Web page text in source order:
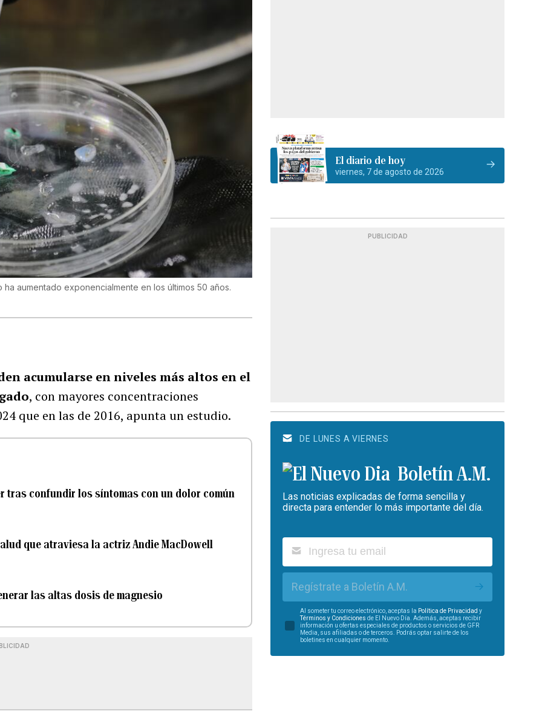
aumentado exponencialmente en los últimos 50 años.
acumularse en niveles más altos en el
, con mayores concentraciones
que en las de 2016, apunta un estudio.
tras confundir los síntomas con un dolor común
que atraviesa la actriz Andie MacDowell
las altas dosis de magnesio
El diario de hoy
viernes, 7 de agosto de 2026
PUBLICIDAD
DE LUNES A VIERNES
Boletín A.M.
Las noticias explicadas de forma sencilla y
directa para entender lo más importante del día.
Regístrate a Boletín A.M.
Al someter tu correo electrónico, aceptas la Política de Privacidad y
Términos y Condiciones de El Nuevo Día. Además, aceptas recibir
información u ofertas especiales de productos o servicios de GFR
Media, sus afiliadas o de terceros. Podrás optar salirte de los
boletines en cualquier momento.